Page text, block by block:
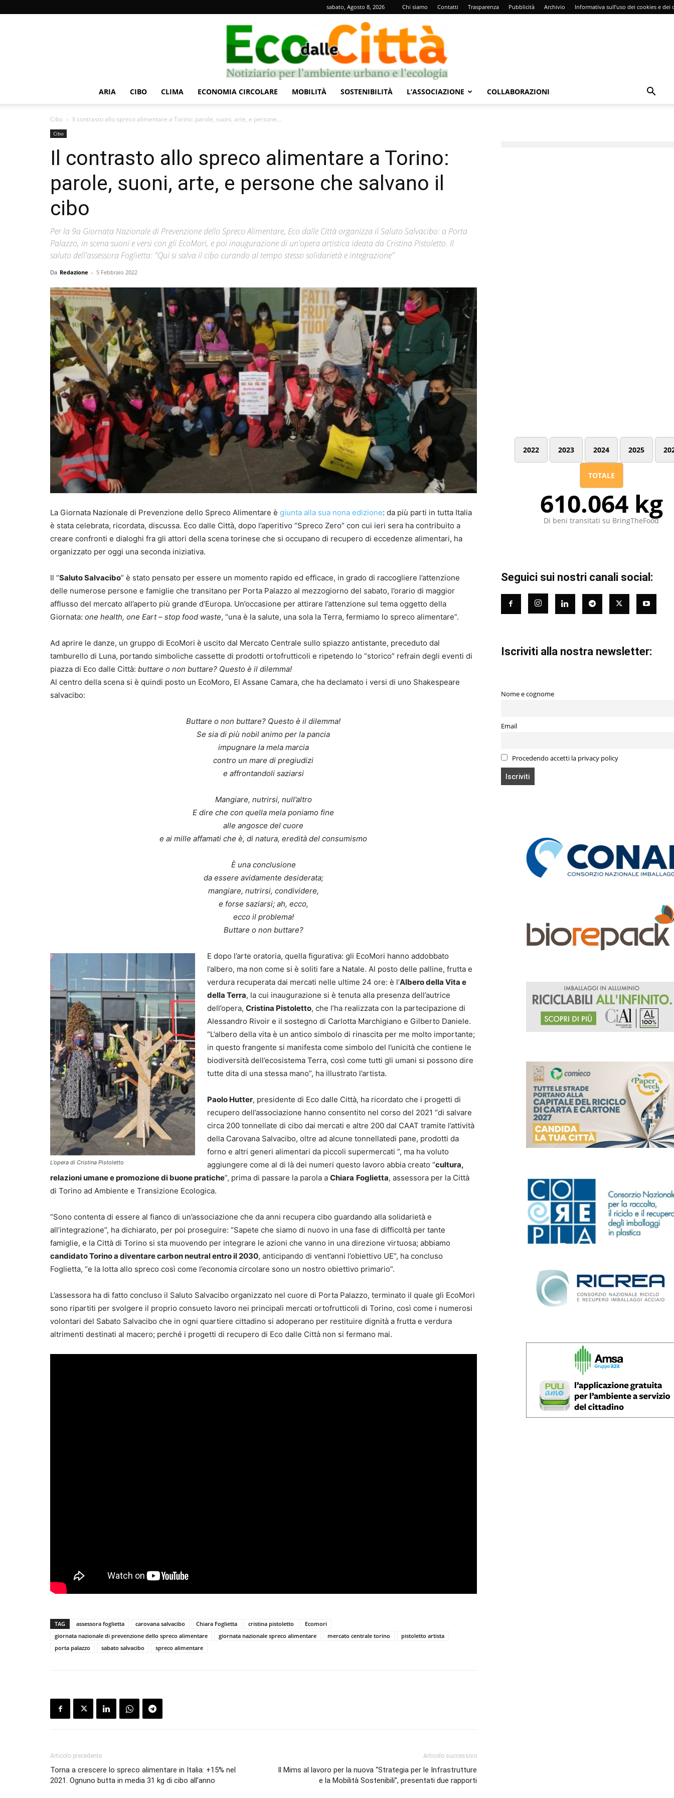
sabato, Agosto 8, 2026 Chi siamo Contatti Trasparenza Pubblicità Archivio Informativa sull’uso dei cookies e dei
Città
ARIA CIBO CLIMA ECONOMIA CIRCOLARE MOBILITÀ SOSTENIBILITÀ L’ASSOCIAZIONE COLLABORAZIONI
Cibo Il contrasto allo spreco alimentare a Torino: parole, suoni, arte, e persone...
Cibo
Il contrasto allo spreco alimentare a Torino:
parole, suoni, arte, e persone che salvano il
cibo
Per la 9a Giornata Nazionale di Prevenzione dello Spreco Alimentare, Eco dalle Città organizza il Saluto Salvacibo: a Porta
Palazzo, in scena suoni e versi con gli EcoMori, e poi inaugurazione di un'opera artistica ideata da Cristina Pistoletto. Il
saluto dell'assessora Foglietta: "Qui si salva il cibo curando al tempo stesso solidarietà e integrazione"
Da Redazione - 5 Febbraio 2022
La Giornata Nazionale di Prevenzione dello Spreco Alimentare è giunta alla sua nona edizione: da più parti in tutta Italia
è stata celebrata, ricordata, discussa. Eco dalle Città, dopo l’aperitivo “Spreco Zero” con cui ieri sera ha contribuito a
creare confronti e dialoghi fra gli attori della scena torinese che si occupano di recupero di eccedenze alimentari, ha
organizzato per oggi una seconda iniziativa.
Il “Saluto Salvacibo” è stato pensato per essere un momento rapido ed efficace, in grado di raccogliere l’attenzione
delle numerose persone e famiglie che transitano per Porta Palazzo al mezzogiorno del sabato, l’orario di maggior
afflusso del mercato all’aperto più grande d’Europa. Un’occasione per attirare l’attenzione sul tema oggetto della
Giornata: one health, one Eart – stop food waste, “una è la salute, una sola la Terra, fermiamo lo spreco alimentare”.
Ad aprire le danze, un gruppo di EcoMori è uscito dal Mercato Centrale sullo spiazzo antistante, preceduto dal
tamburello di Luna, portando simboliche cassette di prodotti ortofrutticoli e ripetendo lo “storico” refrain degli eventi di
piazza di Eco dalle Città: buttare o non buttare? Questo è il dilemma!
Al centro della scena si è quindi posto un EcoMoro, El Assane Camara, che ha declamato i versi di uno Shakespeare
salvacibo:
Buttare o non buttare? Questo è il dilemma!
Se sia di più nobil animo per la pancia
impugnare la mela marcia
contro un mare di pregiudizi
e affrontandoli saziarsi
Mangiare, nutrirsi, null’altro
E dire che con quella mela poniamo fine
alle angosce del cuore
e ai mille affamati che è, di natura, eredità del consumismo
È una conclusione
da essere avidamente desiderata;
mangiare, nutrirsi, condividere,
e forse saziarsi; ah, ecco,
ecco il problema!
Buttare o non buttare?
L’opera di Cristina Pistoletto
E dopo l’arte oratoria, quella figurativa: gli EcoMori hanno addobbato
l’albero, ma non come si è soliti fare a Natale. Al posto delle palline, frutta e
verdura recuperata dai mercati nelle ultime 24 ore: è l’Albero della Vita e
della Terra, la cui inaugurazione si è tenuta alla presenza dell’autrice
dell’opera, Cristina Pistoletto, che l’ha realizzata con la partecipazione di
Alessandro Rivoir e il sostegno di Carlotta Marchigiano e Gilberto Daniele.
“L’albero della vita è un antico simbolo di rinascita per me molto importante;
in questo frangente si manifesta come simbolo del l’unicità che contiene le
biodiversità dell’ecosistema Terra, così come tutti gli umani si possono dire
tutte dita di una stessa mano”, ha illustrato l’artista.
Paolo Hutter, presidente di Eco dalle Città, ha ricordato che i progetti di
recupero dell’associazione hanno consentito nel corso del 2021 “di salvare
circa 200 tonnellate di cibo dai mercati e altre 200 dal CAAT tramite l’attività
della Carovana Salvacibo, oltre ad alcune tonnellatedi pane, prodotti da
forno e altri generi alimentari da piccoli supermercati ”, ma ha voluto
aggiungere come al di là dei numeri questo lavoro abbia creato “cultura,
relazioni umane e promozione di buone pratiche”, prima di passare la parola a Chiara Foglietta, assessora per la Città
di Torino ad Ambiente e Transizione Ecologica.
“Sono contenta di essere al fianco di un’associazione che da anni recupera cibo guardando alla solidarietà e
all’integrazione”, ha dichiarato, per poi proseguire: “Sapete che siamo di nuovo in una fase di difficoltà per tante
famiglie, e la Città di Torino si sta muovendo per integrare le azioni che vanno in una direzione virtuosa; abbiamo
candidato Torino a diventare carbon neutral entro il 2030, anticipando di vent’anni l’obiettivo UE”, ha concluso
Foglietta, “e la lotta allo spreco così come l’economia circolare sono un nostro obiettivo primario”.
L’assessora ha di fatto concluso il Saluto Salvacibo organizzato nel cuore di Porta Palazzo, terminato il quale gli EcoMori
sono ripartiti per svolgere il proprio consueto lavoro nei principali mercati ortofrutticoli di Torino, così come i numerosi
volontari del Sabato Salvacibo che in ogni quartiere cittadino si adoperano per restituire dignità a frutta e verdura
altrimenti destinati al macero; perché i progetti di recupero di Eco dalle Città non si fermano mai.
TAG assessora foglietta carovana salvacibo Chiara Foglietta cristina pistoletto
Ecomori
giornata nazionale di prevenzione dello spreco alimentare
giornata nazionale spreco alimentare mercato centrale torino
pistoletto artista
porta palazzo
sabato salvacibo spreco alimentare
Articolo precedente
Torna a crescere lo spreco alimentare in Italia: +15% nel
2021. Ognuno butta in media 31 kg di cibo all’anno
Articolo successivo
Il Mims al lavoro per la nuova “Strategia per le Infrastrutture
e la Mobilità Sostenibili”, presentati due rapporti
2022 2023 2024 2025
TOTALE
610.064 kg
Di beni transitati su BringTheFood
Seguici sui nostri canali social:
Iscriviti alla nostra newsletter:
Nome e cognome
Email
Procedendo accetti la privacy policy